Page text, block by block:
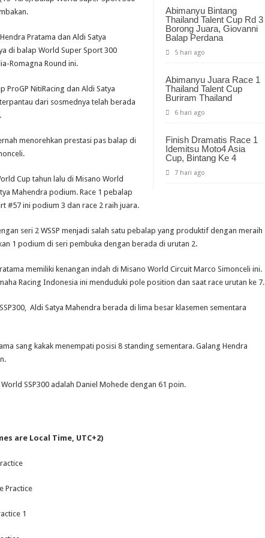
Membanggakan
Abimanyu Bintang
Thailand Talent Cup Rd 3
Borong Juara, Giovanni
Balap Perdana
5 hari ago
Abimanyu Juara Race 1
Thailand Talent Cup
Buriram Thailand
6 hari ago
Finish Dramatis Race 1
Idemitsu Moto4 Asia
Cup, Bintang Ke 4
7 hari ago
Pratama dan Aldi Satya
di balap World Super Sport 300
Romagna Round ini.
ProGP NitiRacing dan Aldi Satya
dari sosmednya telah berada
menorehkan prestasi pas balap di
Cup tahun lalu di Misano World
Mahendra podium. Race 1 pebalap
#57 ini podium 3 dan race 2 raih juara.
seri 2 WSSP menjadi salah satu pebalap yang produktif dengan meraih
1 podium di seri pembuka dengan berada di urutan 2.
memiliki kenangan indah di Misano World Circuit Marco Simonceli ini.
Racing Indonesia ini menduduki pole position dan saat race urutan ke 7.
Aldi Satya Mahendra berada di lima besar klasemen sementara
sang kakak menempati posisi 8 standing sementara. Galang Hendra
SSP300 adalah Daniel Mohede dengan 61 poin.
are Local Time, UTC+2)
Practice
1